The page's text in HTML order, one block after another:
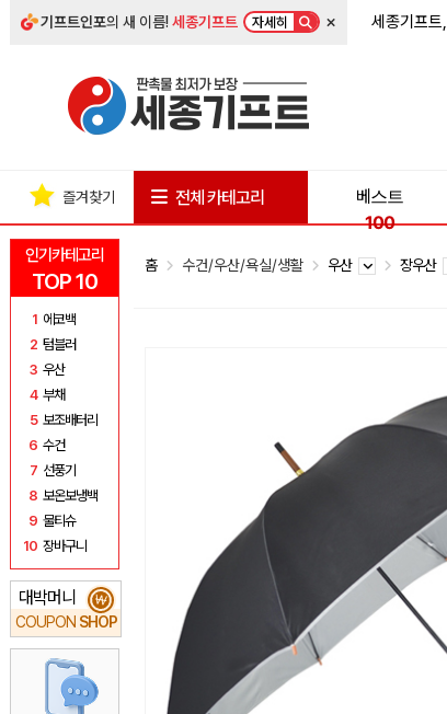
기프트인포의 새 이름!세종기프트 자세히 × 세종기프트,
인기카테고리
TOP 10
1 에코백
2 텀블러
3 우산
4 부채
5 보조배터리
6 수건
7 선풍기
8 보온보냉백
9 물티슈
10 장바구니
대박머니
COUPON SHOP
₩
즐겨찾기 전체 카테고리
베스트
100
홈 수건/우산/욕실/생활 우산 장우산